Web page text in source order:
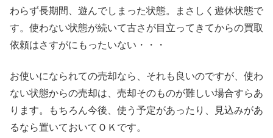
わらず長期間、遊んでしまった状態。まさしく遊休状態で
す。使わない状態が続いて古さが目立ってきてからの買取
依頼はさすがにもったいない・・・
お使いになられての売却なら、それも良いのですが、使わ
ない状態からの売却は、売却そのものが難しい場合すらあ
ります。もちろん今後、使う予定があったり、見込みがあ
るなら置いておいてＯＫです。